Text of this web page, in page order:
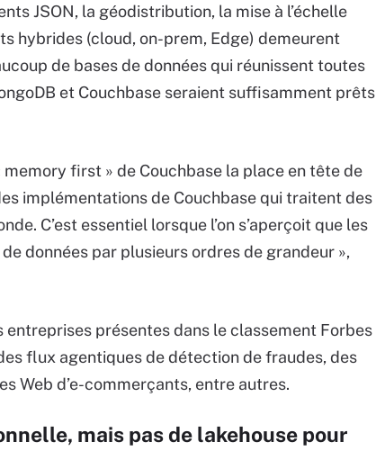
JSON, la géodistribution, la mise à l’échelle
hybrides (cloud, on-prem, Edge) demeurent
de bases de données qui réunissent toutes
et Couchbase seraient suffisamment prêts
first » de Couchbase la place en tête de
implémentations de Couchbase qui traitent des
C’est essentiel lorsque l’on s’aperçoit que les
données par plusieurs ordres de grandeur »,
présentes dans le classement Forbes
flux agentiques de détection de fraudes, des
Web d’e-commerçants, entre autres.
mais pas de lakehouse pour